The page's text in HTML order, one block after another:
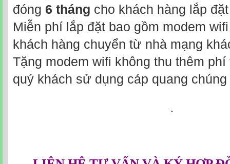
đóng 6 tháng cho khách hàng lắp
Miễn phí lắp đặt bao gồm modem
khách hàng chuyển từ nhà mạng
Tặng modem wifi không thu thêm
quý khách sử dụng cáp quang chúng